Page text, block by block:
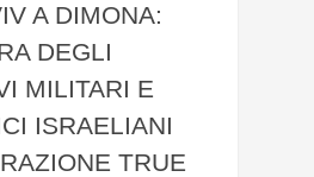
A DIMONA:
DEGLI
MILITARI E
ISRAELIANI
TRUE